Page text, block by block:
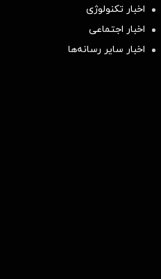
اخبار تکنولوژی
اخبار اجتماعی
اخبار سایر رسانه‌‌ها